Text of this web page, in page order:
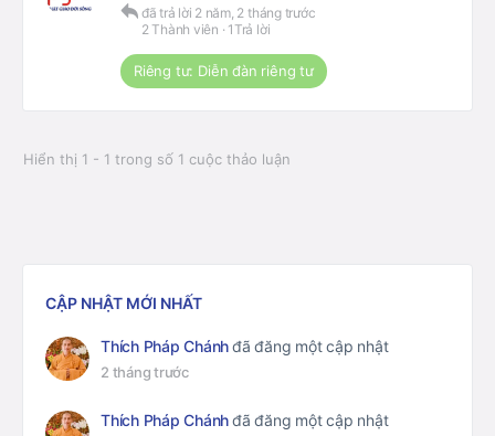
đã trả lời 2 năm, 2 tháng trước
2 Thành viên · 1Trả lời
Riêng tư: Diễn đàn riêng tư
Hiển thị 1 - 1 trong số 1 cuộc thảo luận
CẬP NHẬT MỚI NHẤT
Thích Pháp Chánhđã đăng một cập nhật
2 tháng trước
Thích Pháp Chánhđã đăng một cập nhật